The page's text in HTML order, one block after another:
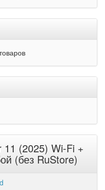
(2025) Wi-Fi +
(без RuStore)